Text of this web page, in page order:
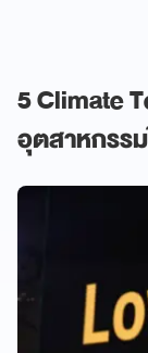
5 Climate
อุตสาหกรร